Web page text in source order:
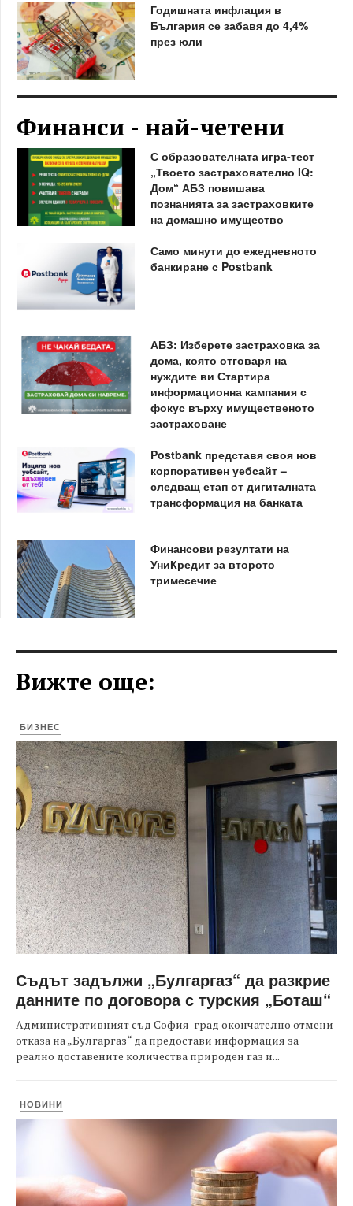
Годишната инфлация в
България се забавя до 4,4%
през юли
Финанси - най-четени
С образователната игра-тест
„Твоето застрахователно IQ:
Дом“ АБЗ повишава
познанията за застраховките
на домашно имущество
Само минути до ежедневното
банкиране с Postbank
АБЗ: Изберете застраховка за
дома, която отговаря на
нуждите ви Стартира
информационна кампания с
фокус върху имущественото
застраховане
Postbank представя своя нов
корпоративен уебсайт –
следващ етап от дигиталната
трансформация на банката
Финансови резултати на
УниКредит за второто
тримесечие
Вижте още:
БИЗНЕС
Съдът задължи „Булгаргаз“ да разкрие
данните по договора с турския „Боташ“
Административният съд София-град окончателно отмени
отказа на „Булгаргаз“ да предостави информация за
реално доставените количества природен газ и...
НОВИНИ